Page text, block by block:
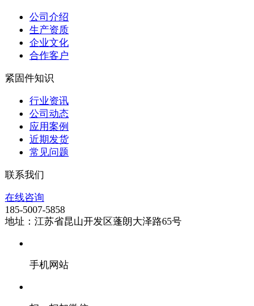
公司介绍
生产资质
企业文化
合作客户
紧固件知识
行业资讯
公司动态
应用案例
近期发货
常见问题
联系我们
在线咨询
185-5007-5858
地址：江苏省昆山开发区蓬朗大泽路65号
手机网站